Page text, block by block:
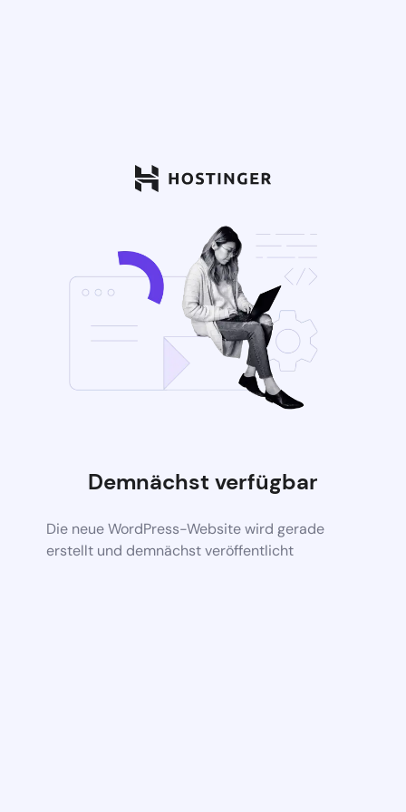
Demnächst verfügbar
Die neue WordPress-Website wird gerade
erstellt und demnächst veröffentlicht